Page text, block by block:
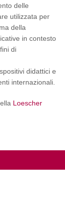
delle
utilizzata per
della
in contesto
di
didattici e
internazionali.
Loescher